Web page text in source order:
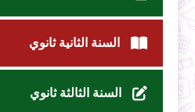
السنة الثانية ثانوي
السنة الثالثة ثانوي